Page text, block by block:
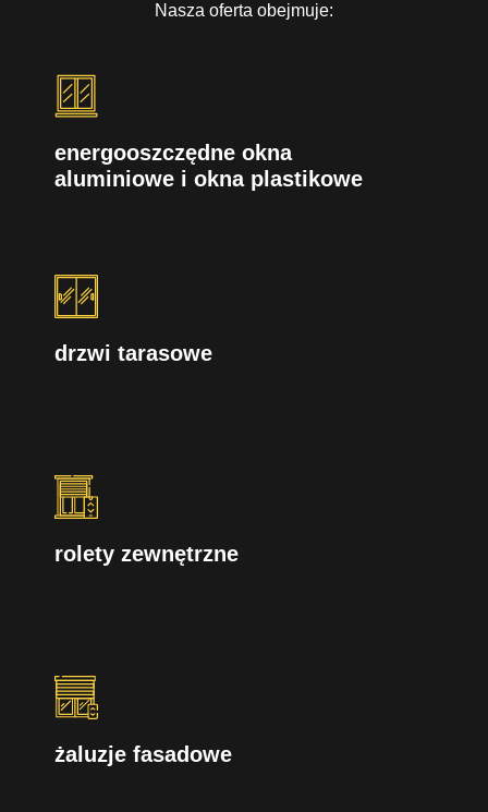
Nasza oferta obejmuje:
energooszczędne okna
aluminiowe i okna plastikowe
drzwi tarasowe
rolety zewnętrzne
żaluzje fasadowe